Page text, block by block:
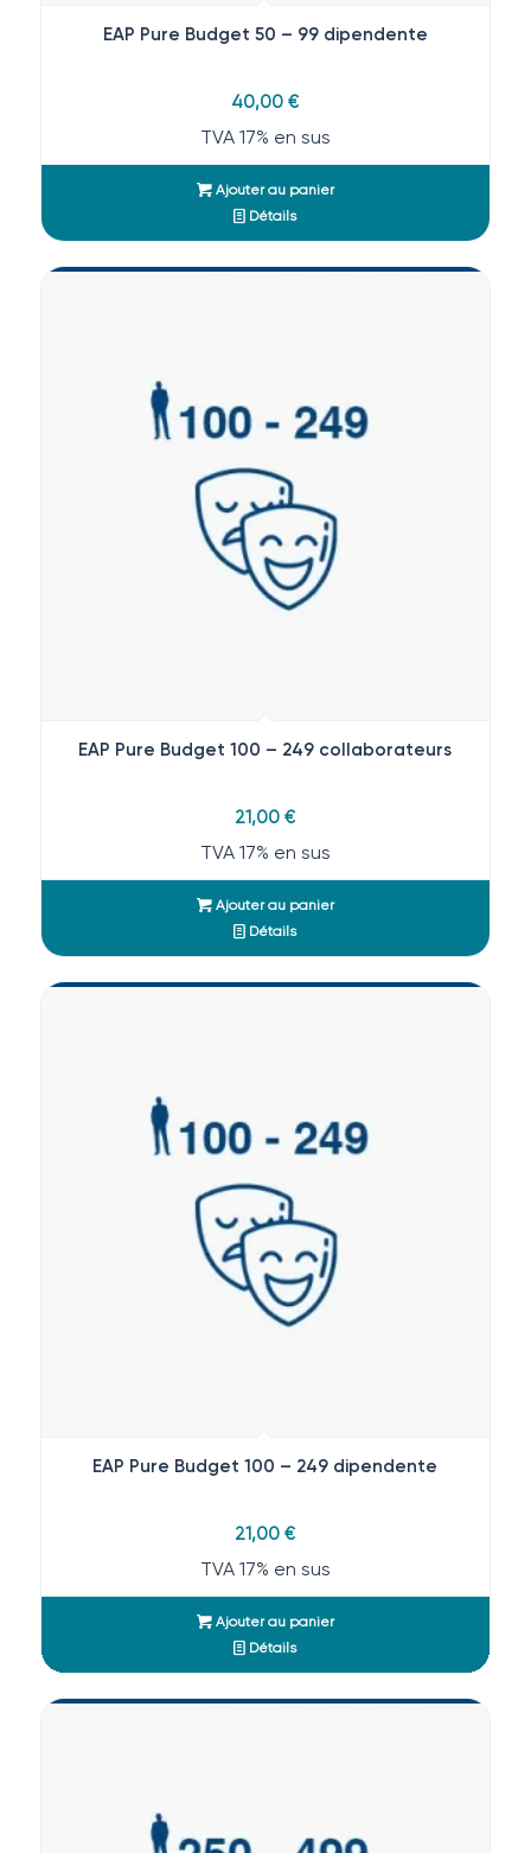
EAP Pure Budget 50 – 99 dipendente
40,00€
TVA 17% en sus
Ajouter au panier
Détails
EAP Pure Budget 100 – 249 collaborateurs
21,00€
TVA 17% en sus
Ajouter au panier
Détails
EAP Pure Budget 100 – 249 dipendente
21,00€
TVA 17% en sus
Ajouter au panier
Détails